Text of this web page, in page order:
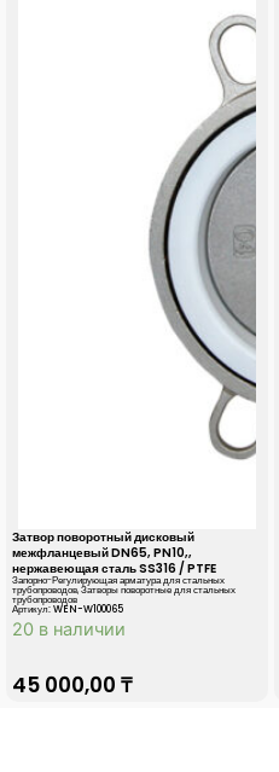
Затвор поворотный дисковый
межфланцевый DN65, PN10,,
нержавеющая сталь SS316 / PTFE
Запорно-Регулирующая арматура для стальных
трубопроводов,Затворы поворотные для стальных
трубопроводов
Артикул: WEN-W100065
20 в наличии
45 000,00 ₸